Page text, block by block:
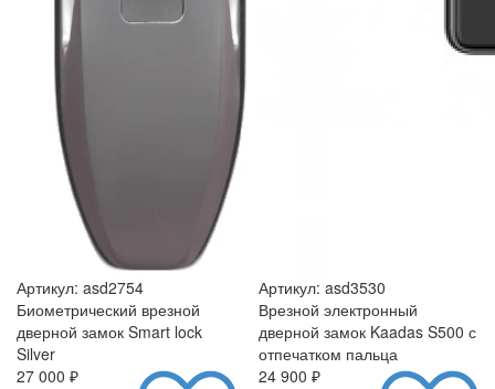
Артикул: asd2754
Биометрический врезной
дверной замок Smart lock
Silver
27 000 ₽
Артикул: asd3530
Врезной электронный
дверной замок Kaadas S500 с
отпечатком пальца
24 900 ₽